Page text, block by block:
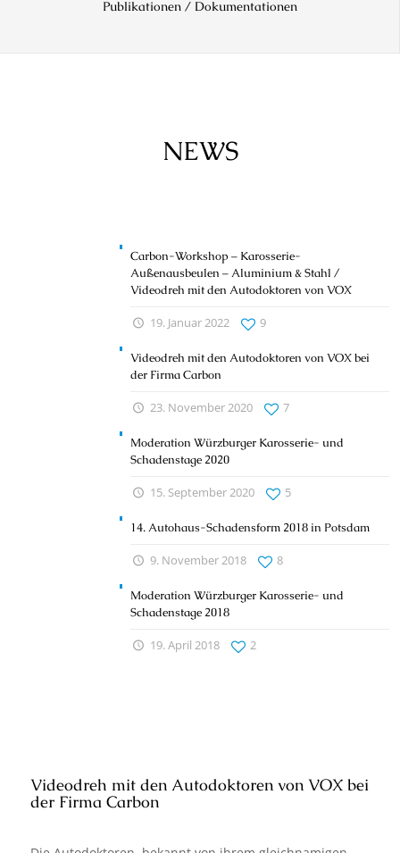
Publikationen / Dokumentationen
NEWS
Carbon-Workshop – Karosserie-
Außenausbeulen – Aluminium & Stahl /
Videodreh mit den Autodoktoren von VOX
19. Januar 2022 9
Videodreh mit den Autodoktoren von VOX bei
der Firma Carbon
23. November 2020 7
Moderation Würzburger Karosserie- und
Schadenstage 2020
15. September 2020 5
14. Autohaus-Schadensform 2018 in Potsdam
9. November 2018 8
Moderation Würzburger Karosserie- und
Schadenstage 2018
19. April 2018 2
Videodreh mit den Autodoktoren von VOX bei
der Firma Carbon